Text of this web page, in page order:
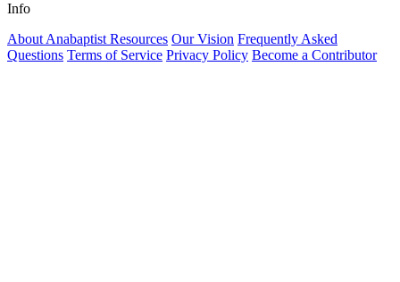
Info
About Anabaptist Resources Our Vision Frequently Asked
Questions Terms of Service Privacy Policy Become a Contributor